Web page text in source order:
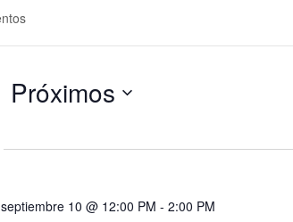
Próximos
septiembre 10 @ 12:00 PM - 2:00 PM